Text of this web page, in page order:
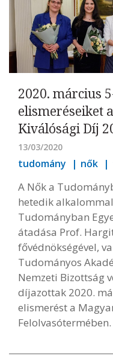
2020. március
elismeréseiket
Kiválósági Díj
13/03/2020
tudomány nők
A Nők a
hetedik
Tudományban
átadása Prof.
fővédnökségével,
Tudományos
Nemzeti Bizottság
díjazottak 2020.
elismerést a
Felolvasótermében.